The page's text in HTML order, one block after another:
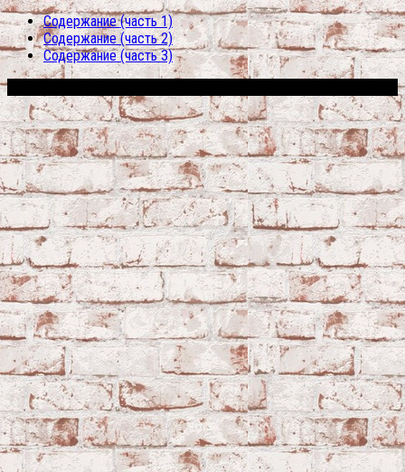
Содержание (часть 1)
Содержание (часть 2)
Содержание (часть 3)